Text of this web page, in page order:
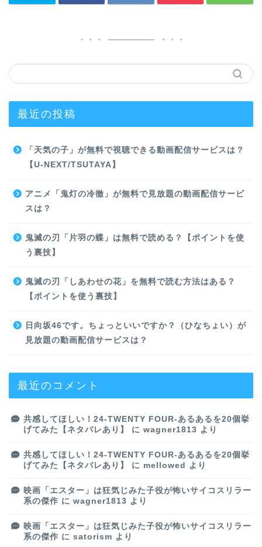
最近の投稿
「天気の子」が無料で視聴できる動画配信サービスは？
【U-NEXT/TSUTAYA】
アニメ「鬼灯の冷徹」が無料で見放題の動画配信サービ
スは？
鬼滅の刃「片羽の蝶」は無料で読める？【ポイントを使
う裏技】
鬼滅の刃「しあわせの花」を無料で読む方法はある？
【ポイントを使う裏技】
日向坂46です。ちょっといいですか？（ひなちょい）が
見放題の動画配信サービスは？
最近のコメント
共感してほしい！24-TWENTY FOUR-あるあるを20個挙
げてみた【ネタバレあり】
に wagner1813 より
共感してほしい！24-TWENTY FOUR-あるあるを20個挙
げてみた【ネタバレあり】
に mellowed より
映画「エスター」は狂気じみた子役が怖いサイコスリラー
系の傑作 に wagner1813 より
映画「エスター」は狂気じみた子役が怖いサイコスリラー
系の傑作 に satorism より